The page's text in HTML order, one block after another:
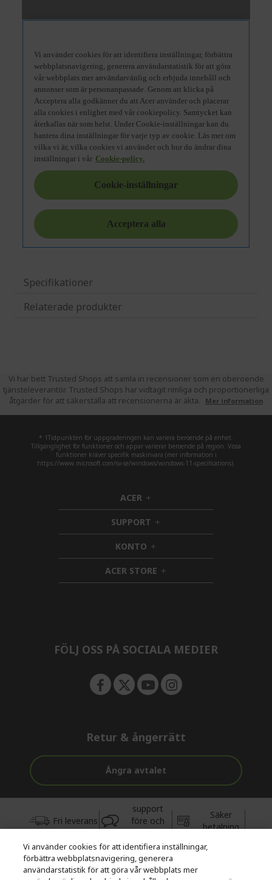
Specifikationer
Relaterade produkter
Vi har bett Trusted Shops att samla in recensioner som en oberoende
tjänsteleverantör. Trusted Shops har vidtagit rimliga och proportionerliga
åtgärder för att säkerställa att recensionerna är äkta.
Mer information
* 1Tidpunkten för uppgraderingen kan variera beroende på enhet.
Tillgänglighet för funktioner och appar varierar beroende på region. Vissa
funktioner kräver specifik maskinvara (mer information i
https://www.microsoft.com/sv-se/windows/windows-11-specifications).
ACER h
i
d
d
e
n
SUPPORT h
i
d
d
e
n
KONTO h
i
d
d
ACER STORE h
i
FÖLJ OSS PÅ SOCIALA MEDIER
Retur & ångerrätt
Ångra avtalet
Fri leverans
support
före och
efter köp
Säker
betalning
© 2026 Acer Inc.
Vi använder cookies för att identifiera inställningar,
förbättra webbplatsnavigering, generera
användarstatistik för att göra vår webbplats mer